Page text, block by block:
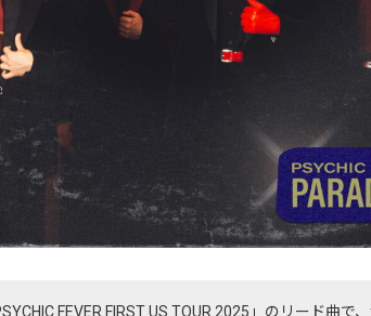
FEVER FIRST US TOUR 2025」のリード曲